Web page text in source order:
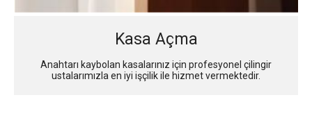
Kasa Açma
Anahtarı kaybolan kasalarınız için profesyonel çilingir
ustalarımızla en iyi işçilik ile hizmet vermektedir.